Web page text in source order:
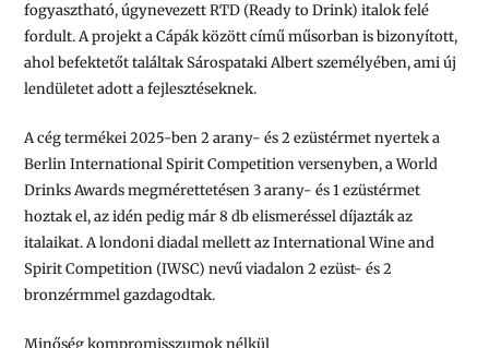
fogyasztható, úgynevezett RTD (Ready to Drink) italok felé
fordult. A projekt a Cápák között című műsorban is bizonyított,
ahol befektetőt találtak Sárospataki Albert személyében, ami új
lendületet adott a fejlesztéseknek.
A cég termékei 2025-ben 2 arany- és 2 ezüstérmet nyertek a
Berlin International Spirit Competition versenyben, a World
Drinks Awards megmérettetésen 3 arany- és 1 ezüstérmet
hoztak el, az idén pedig már 8 db elismeréssel díjazták az
italaikat. A londoni diadal mellett az International Wine and
Spirit Competition (IWSC) nevű viadalon 2 ezüst- és 2
bronzérmmel gazdagodtak.
Minőség kompromisszumok nélkül